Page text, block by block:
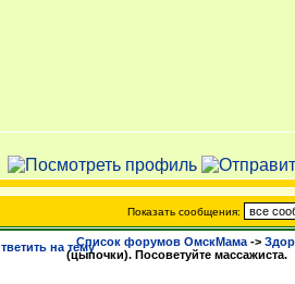
Показать сообщения:
Список форумов ОмскМама ->
(цыпочки). Посоветуйте массажиста.